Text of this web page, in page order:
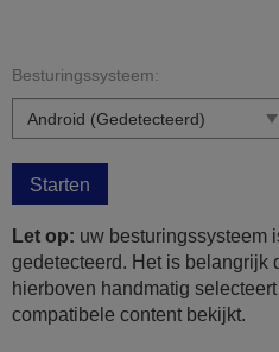
Besturingssysteem:
Starten
Let op: uw besturingssysteem
gedetecteerd. Het is belangrijk
hierboven handmatig
compatibele content bekijkt.